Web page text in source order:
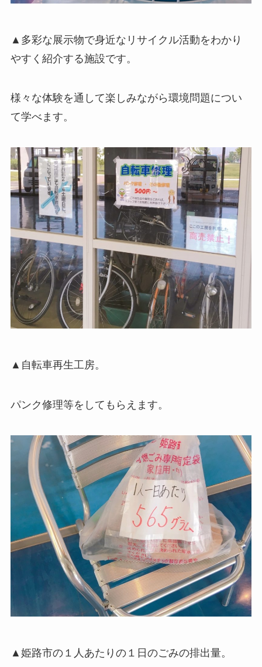
▲多彩な展示物で身近なリサイクル活動をわかり
やすく紹介する施設です。
様々な体験を通して楽しみながら環境問題につい
て学べます。
▲自転車再生工房。
パンク修理等をしてもらえます。
▲姫路市の１人あたりの１日のごみの排出量。